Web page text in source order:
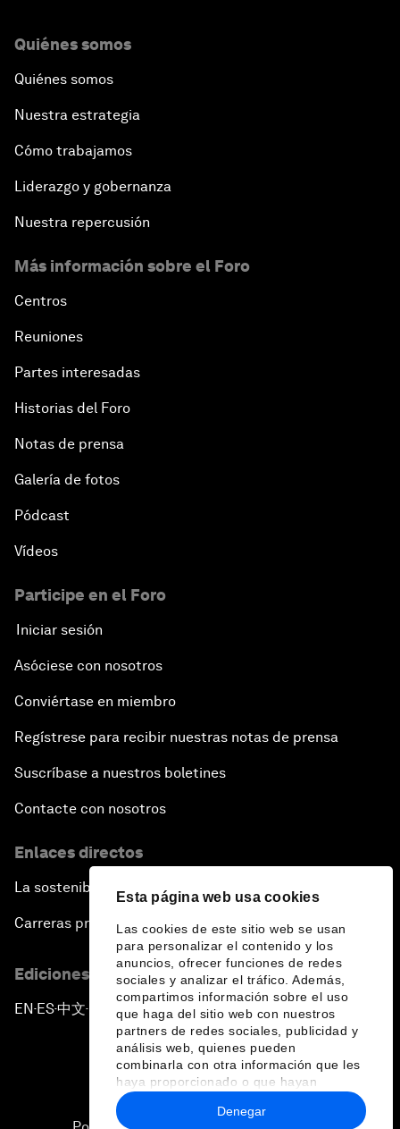
Esta página web usa cookies
Las cookies de este sitio web se usan
para personalizar el contenido y los
anuncios, ofrecer funciones de redes
sociales y analizar el tráfico. Además,
compartimos información sobre el uso
que haga del sitio web con nuestros
partners de redes sociales, publicidad y
análisis web, quienes pueden
combinarla con otra información que les
haya proporcionado o que hayan
recopilado a partir del uso que haya
hecho de sus servicios.
Denegar
Quiénes somos
Quiénes somos
Nuestra estrategia
Cómo trabajamos
Liderazgo y gobernanza
Nuestra repercusión
Más información sobre el Foro
Centros
Reuniones
Partes interesadas
Historias del Foro
Notas de prensa
Galería de fotos
Pódcast
Vídeos
Participe en el Foro
Iniciar sesión
Asóciese con nosotros
Conviértase en miembro
Regístrese para recibir nuestras notas de prensa
Suscríbase a nuestros boletines
Contacte con nosotros
Enlaces directos
La sostenibilidad en el Foro
Carreras profesionales
Ediciones en otros idiomas
EN ▪ ES▪中文▪ 日本語